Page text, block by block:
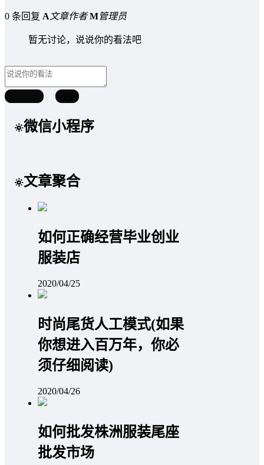
0 条回复 A文章作者 M管理员
暂无讨论，说说你的看法吧
微信小程序
文章聚合
如何正确经营毕业创业
服装店
2020/04/25
时尚尾货人工模式(如果
你想进入百万年，你必
须仔细阅读)
2020/04/26
如何批发株洲服装尾座
批发市场